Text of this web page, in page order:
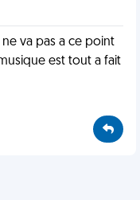
va pas a ce point
est tout a fait